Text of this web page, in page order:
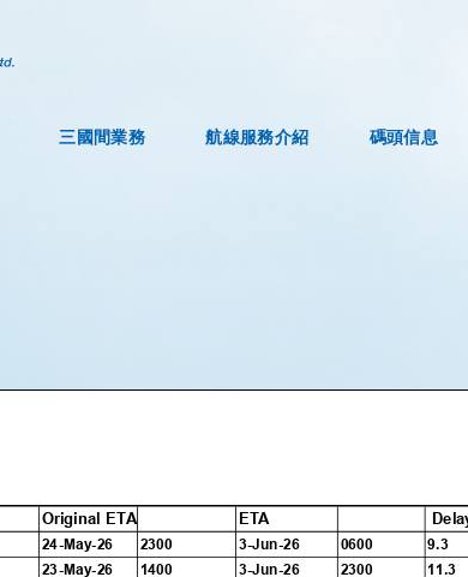
三國間業務 航線服務介紹 碼頭信息